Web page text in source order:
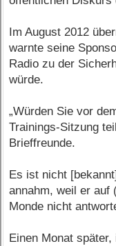
Im August 2012
warnte seine
Radio zu der
würde.
„Würden Sie vor
Trainings-Sitzung
Brieffreunde.
Es ist nicht
annahm, weil er auf
Monde nicht
Einen Monat